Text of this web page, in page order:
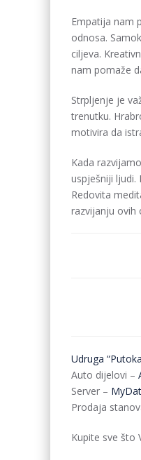
Empatija nam
odnosa.
ciljeva.
nam pomaže
Strpljenje je
trenutku.
motivira da
Kada
uspješniji ljudi.
Redovita
razvijanju ovih
Udruga
Auto dijelovi –
Server –
Prodaja
Kupite sve što